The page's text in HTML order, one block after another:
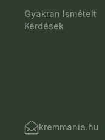
Gyakran Ismételt
Kérdések
kremmania.hu